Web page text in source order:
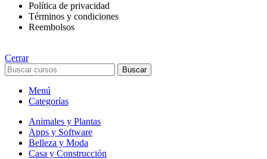
Política de privacidad
Términos y condiciones
Reembolsos
Cerrar
Buscar
Menú
Categorías
Animales y Plantas
Apps y Software
Belleza y Moda
Casa y Construcción